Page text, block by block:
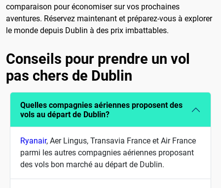
comparaison pour économiser sur vos prochaines
aventures. Réservez maintenant et préparez-vous à explorer
le monde depuis Dublin à des prix imbattables.
Conseils pour prendre un vol
pas chers de Dublin
Quelles compagnies aériennes proposent des
vols au départ de Dublin?
Ryanair, Aer Lingus, Transavia France et Air France
parmi les autres compagnies aériennes proposant
des vols bon marché au départ de Dublin.